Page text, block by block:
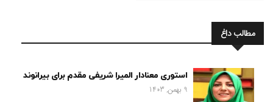
مطالب داغ
استوری معنادار المیرا شریفی مقدم برای بیرانوند
9 بهمن, 1403